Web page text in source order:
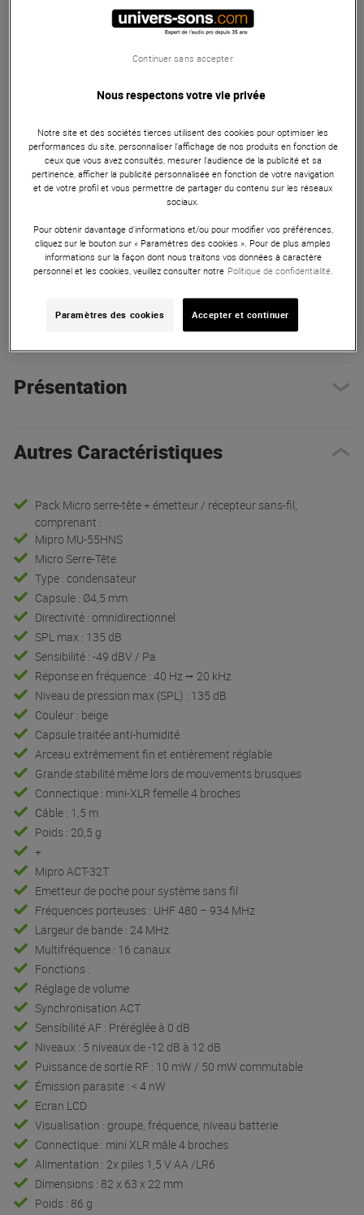
Eligible à la Garantie Sérénité
32T et récepteur ACT-311-II, offrant une captation vocale
et performances.
ARTICLE N° 99665
Autres Caractéristiques | Présentation
Présentation
Autres Caractéristiques
Pack Micro serre-tête + émetteur / récepteur sans-fil,
comprenant :
Mipro MU-55HNS
Micro Serre-Tête
Type : condensateur
Capsule : Ø4,5 mm
Directivité : omnidirectionnel
SPL max : 135 dB
Sensibilité : -49 dBV / Pa
Réponse en fréquence : 40 Hz ⭢ 20 kHz
Niveau de pression max (SPL) : 135 dB
Couleur : beige
Capsule traitée anti-humidité
Arceau extrêmement fin et entièrement réglable
Grande stabilité même lors de mouvements brusques
Connectique : mini-XLR femelle 4 broches
Câble : 1,5 m
Poids : 20,5 g
+
Mipro ACT-32T
Emetteur de poche pour système sans fil
Fréquences porteuses : UHF 480 – 934 MHz
Largeur de bande : 24 MHz
Multifréquence : 16 canaux
Fonctions :
Réglage de volume
Synchronisation ACT
Sensibilité AF : Préréglée à 0 dB
Niveaux : 5 niveaux de -12 dB à 12 dB
Puissance de sortie RF : 10 mW / 50 mW commutable
Émission parasite : < 4 nW
Ecran LCD
Visualisation : groupe, fréquence, niveau batterie
Connectique : mini XLR mâle 4 broches
Alimentation : 2x piles 1,5 V AA /LR6
Dimensions : 82 x 63 x 22 mm
Poids : 86 g
Nous respectons votre vie privée
Notre site et des sociétés tierces utilisent des cookies pour optimiser les
performances du site, personnaliser l’affichage de nos produits en fonction de
ceux que vous avez consultés, mesurer l'audience de la publicité et sa
pertinence, afficher la publicité personnalisée en fonction de votre navigation
et de votre profil et vous permettre de partager du contenu sur les réseaux
sociaux.
Pour obtenir davantage d'informations et/ou pour modifier vos préférences,
cliquez sur le bouton sur « Paramètres des cookies ». Pour de plus amples
informations sur la façon dont nous traitons vos données à caractère
personnel et les cookies, veuillez consulter notre Politique de confidentialité.
Paramètres des cookies Accepter et continuer
Continuer sans accepter